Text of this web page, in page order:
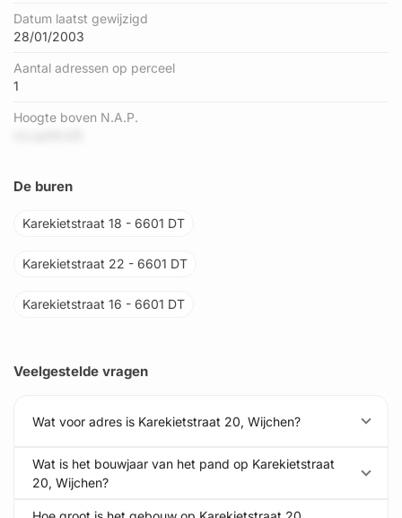
Datum laatst gewijzigd
28/01/2003
Aantal adressen op perceel
1
Hoogte boven N.A.P.
De buren
Karekietstraat 18 - 6601 DT
Karekietstraat 22 - 6601 DT
Karekietstraat 16 - 6601 DT
Veelgestelde vragen
Wat voor adres is Karekietstraat 20, Wijchen?
Wat is het bouwjaar van het pand op Karekietstraat
20, Wijchen?